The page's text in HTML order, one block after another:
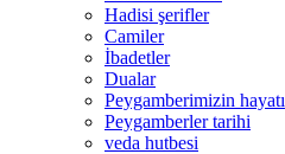
Hadisi şerifler
Camiler
İbadetler
Dualar
Peygamberimizin hayatı
Peygamberler tarihi
veda hutbesi